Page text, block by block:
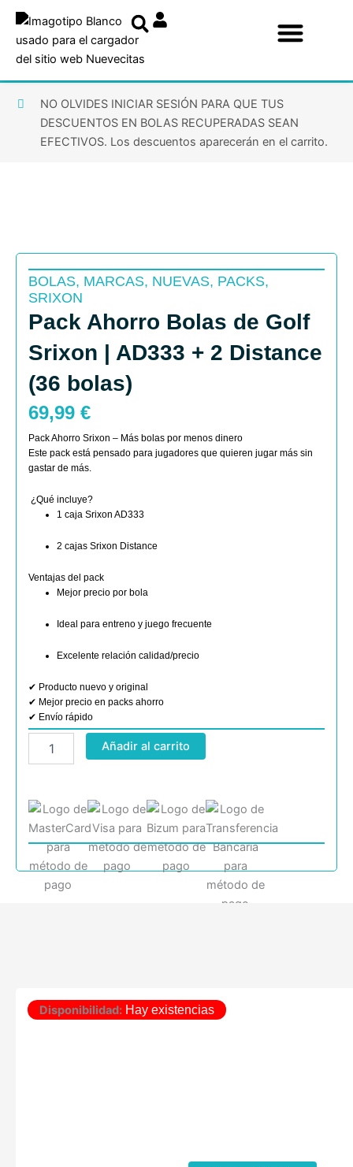
contenido
NO OLVIDES INICIAR SESIÓN PARA QUE TUS
DESCUENTOS EN BOLAS RECUPERADAS SEAN
EFECTIVOS. Los descuentos aparecerán en el carrito.
BOLAS, MARCAS, NUEVAS, PACKS,
SRIXON
Pack Ahorro Bolas de Golf
Srixon | AD333 + 2 Distance
(36 bolas)
69,99 €
Pack Ahorro Srixon – Más bolas por menos dinero
Este pack está pensado para jugadores que quieren jugar más sin
gastar de más.
¿Qué incluye?
1 caja Srixon AD333
2 cajas Srixon Distance
Ventajas del pack
Mejor precio por bola
Ideal para entreno y juego frecuente
Excelente relación calidad/precio
✔ Producto nuevo y original
✔ Mejor precio en packs ahorro
✔ Envío rápido
Ahorro
Golf
Srixon
|
AD333
+
Añadir al carrito
Disponibilidad: Hay existencias